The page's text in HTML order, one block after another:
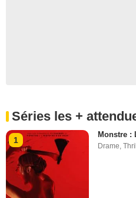
Séries les +
1
Monstre :
Drame ,